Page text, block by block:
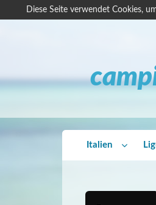
Diese Seite verwendet Cookies,
Italien